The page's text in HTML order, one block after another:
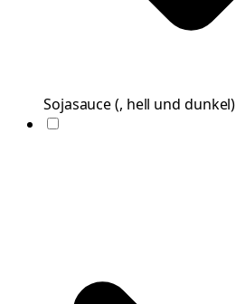
Sojasauce(, hell und dunkel)